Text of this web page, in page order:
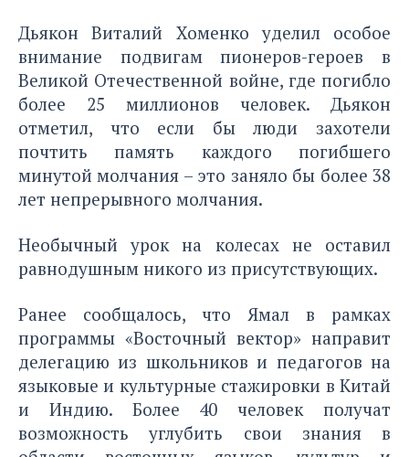
Дьякон Виталий Хоменко уделил особое
внимание подвигам пионеров-героев в
Великой Отечественной войне, где погибло
более 25 миллионов человек. Дьякон
отметил, что если бы люди захотели
почтить память каждого погибшего
минутой молчания – это заняло бы более 38
лет непрерывного молчания.
Необычный урок на колесах не оставил
равнодушным никого из присутствующих.
Ранее сообщалось, что Ямал в рамках
программы «Восточный вектор» направит
делегацию из школьников и педагогов на
языковые и культурные стажировки в Китай
и Индию. Более 40 человек получат
возможность углубить свои знания в